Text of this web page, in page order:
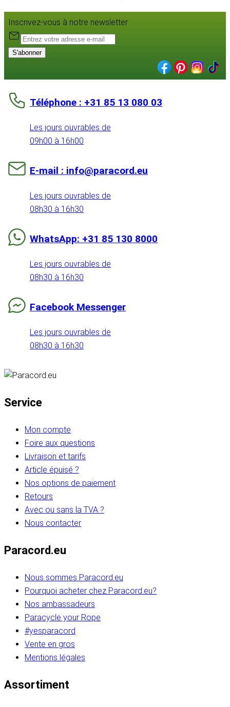
Inscrivez-vous à notre newsletter :
S'abonner
Téléphone : +31 85 13 080 03
Les jours ouvrables de
09h00 à 16h00
E-mail : info@paracord.eu
Les jours ouvrables de
08h30 à 16h30
WhatsApp: +31 85 130 8000
Les jours ouvrables de
08h30 à 16h30
Facebook Messenger
Les jours ouvrables de
08h30 à 16h30
Service
Mon compte
Foire aux questions
Livraison et tarifs
Article épuisé ?
Nos options de paiement
Retours
Avec ou sans la TVA ?
Nous contacter
Paracord.eu
Nous sommes Paracord.eu
Pourquoi acheter chez Paracord.eu?
Nos ambassadeurs
Paracycle your Rope
#yesparacord
Vente en gros
Mentions légales
Assortiment